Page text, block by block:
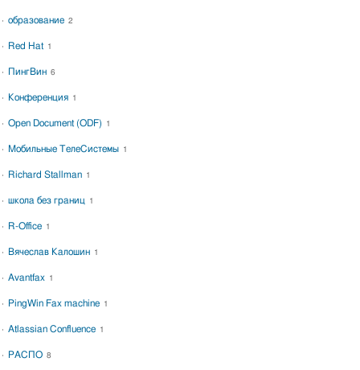
образование 2
Red Hat 1
ПингВин 6
Конференция 1
Open Document (ODF) 1
Мобильные ТелеСистемы 1
Richard Stallman 1
школа без границ 1
R-Office 1
Вячеслав Калошин 1
Avantfax 1
PingWin Fax machine 1
Atlassian Confluence 1
РАСПО 8